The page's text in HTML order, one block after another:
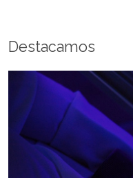
Destacamos